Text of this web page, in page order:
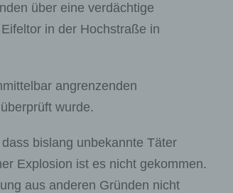
über eine verdächtige
in der Hochstraße in
angrenzenden
wurde.
bislang unbekannte Täter
Explosion ist es nicht gekommen.
aus anderen Gründen nicht